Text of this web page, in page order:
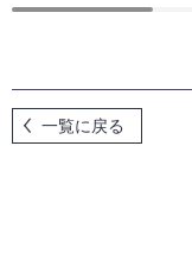
一覧に戻る